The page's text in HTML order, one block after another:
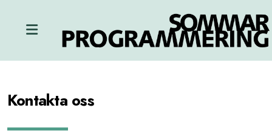
Kontakta oss